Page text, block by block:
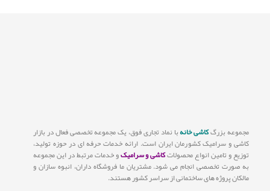
مجموعه بزرگکاشی خانهبا نماد تجاری فوق، یک مجموعه تخصصی فعال در بازار
کاشی و سرامیک کشورمان ایران است. ارائه خدمات حرفه ای در حوزه تولید،
توزیع و تامین انواع محصولاتکاشی و سرامیکو خدمات مرتبط در این مجموعه
به صورت تخصصی انجام می شود. مشتریان ما فروشگاه داران، انبوه سازان و
مالکان پروژه های ساختمانی از سراسر کشور هستند.